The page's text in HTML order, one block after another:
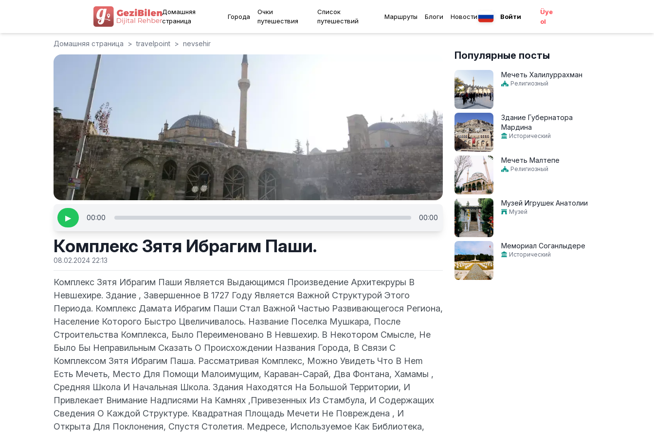
Домашняя
страница
Города
Очки
путешествия
Список
путешествий
Маршруты Блоги Новости Войти
Üye
ol
Домашняя страница > travelpoint > nevsehir
▶ 00:00 00:00
Комплекс Зятя Ибрагим Паши.
08.02.2024 22:13
Комплекс Зятя Ибрагим Паши Является Выдающимся Произведение Архитекруры В
Невшехире. Здание , Завершенное В 1727 Году Является Важной Структурой Этого
Периода. Комплекс Дамата Ибрагим Паши Стал Важной Частью Развивающегося Региона,
Население Которого Быcтро Цвеличивалось. Название Поселка Мушкара, После
Строительства Комплекса, Было Переименовано В Невшехир. В Некотором Смысле, Не
Было Бы Неправильным Сказать О Происхождении Названия Города, В Связи С
Комплексом Зятя Ибрагим Паша. Рассматривая Комплекс, Можно Увидеть Что В Неm
Есть Мечеть, Место Для Помощи Малоимущим, Караван-Сарай, Два Фонтана, Хамамы ,
Средняя Школа И Начальная Школа. Здания Находятся На Большой Территории, И
Привлекает Внимание Надписями На Камнях ,Привезенных Из Стамбула, И Содержащих
Сведения О Каждой Структуре. Квадратная Площадь Мечети Не Повреждена , И
Открыта Для Поклонения, Спустя Столетия. Медресе, Используемое Как Библиотека,
Популярные посты
Мечеть Халилуррахман
Религиозный
Здание Губернатора
Мардина
Исторический
Мечеть Малтепе
Религиозный
Музей Игрушек Анатолии
Музей
Мемориал Соганлыдере
Исторический